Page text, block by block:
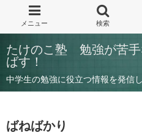
たけのこ塾 勉強が苦手
ばす！
中学生の勉強に役立つ情報を発信
ばねばかり